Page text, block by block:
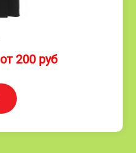
от 200 руб